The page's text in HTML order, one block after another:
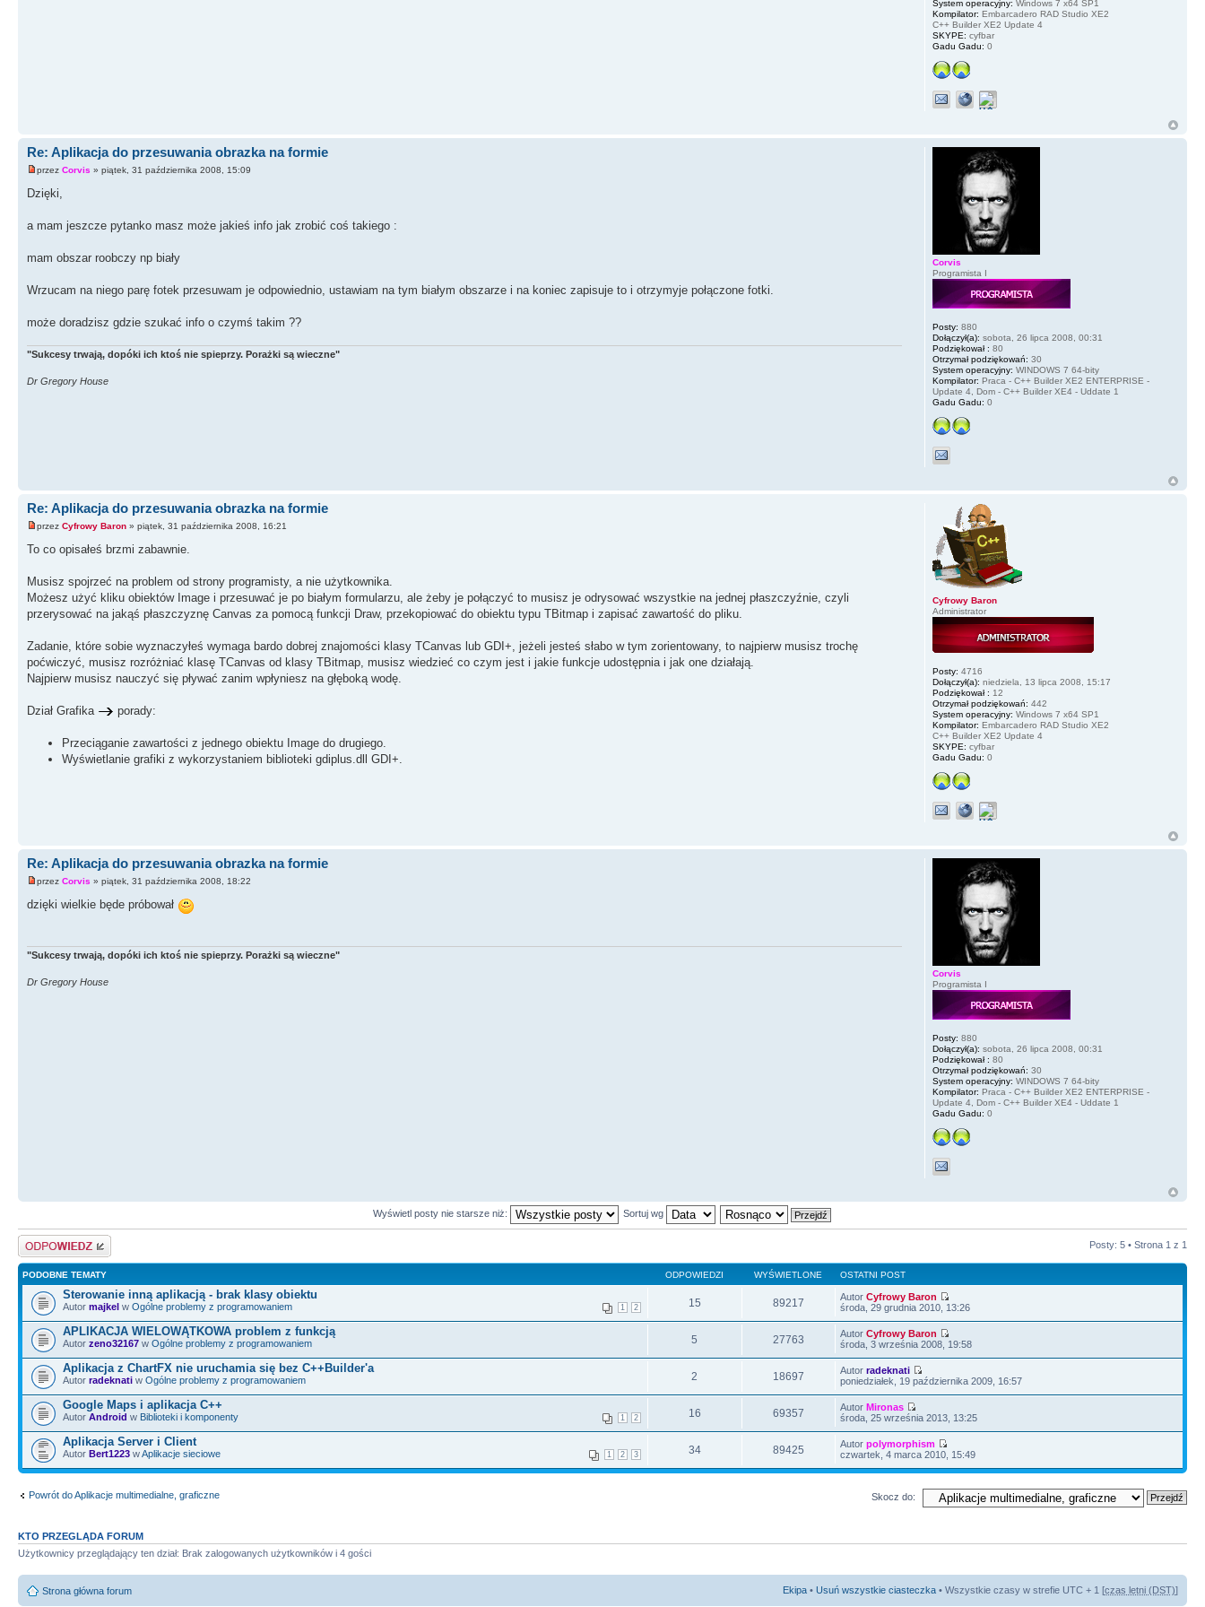
System operacyjny: Windows 7 x64 SP1
Kompilator: Embarcadero RAD Studio XE2
C++ Builder XE2 Update 4
SKYPE: cyfbar
Gadu Gadu: 0
Re: Aplikacja do przesuwania obrazka na formie
przez Corvis » piątek, 31 października 2008, 15:09
Dzięki,
a mam jeszcze pytanko masz może jakieś info jak zrobić coś takiego :
mam obszar roobczy np biały
Wrzucam na niego parę fotek przesuwam je odpowiednio, ustawiam na tym białym obszarze i na koniec zapisuje to i otrzymyje połączone fotki.
może doradzisz gdzie szukać info o czymś takim ??
"Sukcesy trwają, dopóki ich ktoś nie spieprzy. Porażki są wieczne"
Dr Gregory House
Corvis
Programista I
Posty: 880
Dołączył(a): sobota, 26 lipca 2008, 00:31
Podziękował : 80
Otrzymał podziękowań: 30
System operacyjny: WINDOWS 7 64-bity
Kompilator: Praca - C++ Builder XE2 ENTERPRISE -
Update 4, Dom - C++ Builder XE4 - Uddate 1
Gadu Gadu: 0
Re: Aplikacja do przesuwania obrazka na formie
przez Cyfrowy Baron » piątek, 31 października 2008, 16:21
To co opisałeś brzmi zabawnie.
Musisz spojrzeć na problem od strony programisty, a nie użytkownika.
Możesz użyć kliku obiektów Image i przesuwać je po białym formularzu, ale żeby je połączyć to musisz je odrysować wszystkie na jednej płaszczyźnie, czyli
przerysować na jakąś płaszczyznę Canvas za pomocą funkcji Draw, przekopiować do obiektu typu TBitmap i zapisać zawartość do pliku.
Zadanie, które sobie wyznaczyłeś wymaga bardo dobrej znajomości klasy TCanvas lub GDI+, jeżeli jesteś słabo w tym zorientowany, to najpierw musisz trochę
poćwiczyć, musisz rozróżniać klasę TCanvas od klasy TBitmap, musisz wiedzieć co czym jest i jakie funkcje udostępnia i jak one działają.
Najpierw musisz nauczyć się pływać zanim wpłyniesz na głęboką wodę.
Dział Grafika porady:
Przeciąganie zawartości z jednego obiektu Image do drugiego.
Wyświetlanie grafiki z wykorzystaniem biblioteki gdiplus.dll GDI+.
Cyfrowy Baron
Administrator
Posty: 4716
Dołączył(a): niedziela, 13 lipca 2008, 15:17
Podziękował : 12
Otrzymał podziękowań: 442
System operacyjny: Windows 7 x64 SP1
Kompilator: Embarcadero RAD Studio XE2
C++ Builder XE2 Update 4
SKYPE: cyfbar
Gadu Gadu: 0
Re: Aplikacja do przesuwania obrazka na formie
przez Corvis » piątek, 31 października 2008, 18:22
dzięki wielkie będe próbował
"Sukcesy trwają, dopóki ich ktoś nie spieprzy. Porażki są wieczne"
Dr Gregory House
Corvis
Programista I
Posty: 880
Dołączył(a): sobota, 26 lipca 2008, 00:31
Podziękował : 80
Otrzymał podziękowań: 30
System operacyjny: WINDOWS 7 64-bity
Kompilator: Praca - C++ Builder XE2 ENTERPRISE -
Update 4, Dom - C++ Builder XE4 - Uddate 1
Gadu Gadu: 0
Wyświetl posty nie starsze niż: Sortuj wg
Odpowiedz Posty: 5 • Strona 1 z 1
PODOBNE TEMATY ODPOWIEDZI WYŚWIETLONE OSTATNI POST
Sterowanie inną aplikacją - brak klasy obiektu
1 2
Autor majkel w Ogólne problemy z programowaniem 15 89217 AutorCyfrowy Baron
środa, 29 grudnia 2010, 13:26
APLIKACJA WIELOWĄTKOWA problem z funkcją
Autor zeno32167 w Ogólne problemy z programowaniem 5 27763 AutorCyfrowy Baron
środa, 3 września 2008, 19:58
Aplikacja z ChartFX nie uruchamia się bez C++Builder'a
Autor radeknati w Ogólne problemy z programowaniem 2 18697 Autorradeknati
poniedziałek, 19 października 2009, 16:57
Google Maps i aplikacja C++
1 2
Autor Android w Biblioteki i komponenty 16 69357 AutorMironas
środa, 25 września 2013, 13:25
Aplikacja Server i Client
1 2 3
Autor Bert1223 wAplikacje sieciowe 34 89425 Autorpolymorphism
czwartek, 4 marca 2010, 15:49
Powrót do Aplikacje multimedialne, graficzne Skocz do:
KTO PRZEGLĄDA FORUM
Użytkownicy przeglądający ten dział: Brak zalogowanych użytkowników i 4 gości
Strona główna forum Ekipa • Usuń wszystkie ciasteczka • Wszystkie czasy w strefie UTC + 1 [czas letni (DST)]